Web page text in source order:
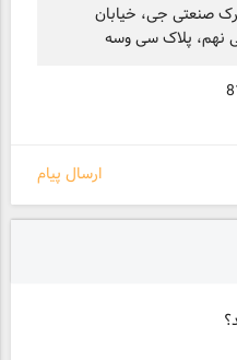
صنعتی جی، خیابان
نهم، پلاک سی وسه
ارسال پیام